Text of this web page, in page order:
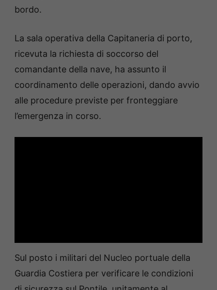
bordo.
La sala operativa della Capitaneria di porto,
ricevuta la richiesta di soccorso del
comandante della nave, ha assunto il
coordinamento delle operazioni, dando avvio
alle procedure previste per fronteggiare
l’emergenza in corso.
Sul posto i militari del Nucleo portuale della
Guardia Costiera per verificare le condizioni